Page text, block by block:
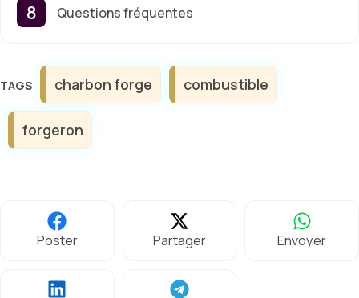
Questions fréquentes
Étiquettes
charbon forge combustible
forgeron
Poster Partager Envoyer